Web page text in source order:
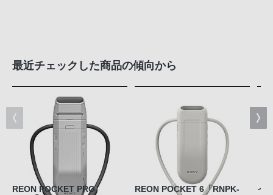
最近チェックした商品の傾向から
REON POCKET PRO
REON POCKET 6「RNPK-
イ